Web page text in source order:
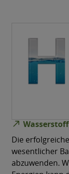
north_east
Die
wesentlicher
abzuwenden.